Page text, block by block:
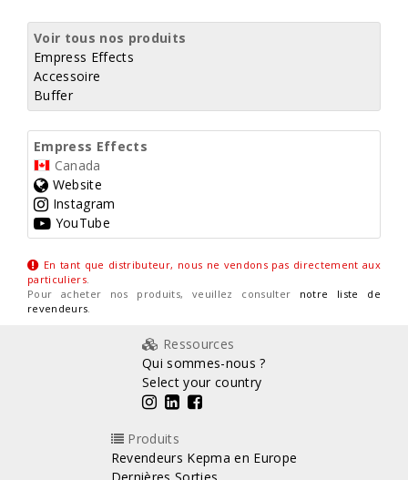
Voir tous nos produits
Empress Effects
Accessoire
Buffer
Empress Effects
Canada
Website
Instagram
YouTube
En tant que distributeur, nous ne vendons pas directement aux
particuliers
Pour acheter nos produits, veuillez consulter notre liste de
revendeurs
Ressources
Qui sommes-nous ?
Select your country
Produits
Revendeurs Kepma en Europe